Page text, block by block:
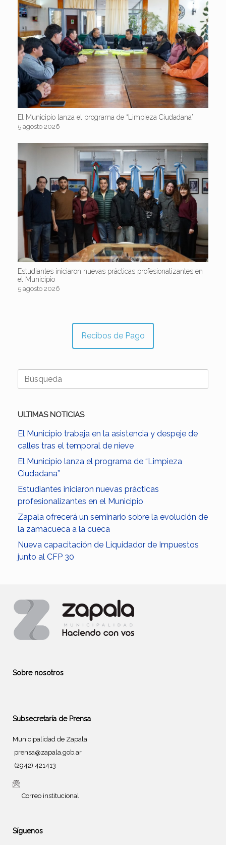
El Municipio lanza el programa de “Limpieza Ciudadana”
5 agosto 2026
Estudiantes iniciaron nuevas prácticas profesionalizantes en
el Municipio
5 agosto 2026
Recibos de Pago
Buscar:
ULTIMAS NOTICIAS
El Municipio trabaja en la asistencia y despeje de
calles tras el temporal de nieve
El Municipio lanza el programa de “Limpieza
Ciudadana”
Estudiantes iniciaron nuevas prácticas
profesionalizantes en el Municipio
Zapala ofrecerá un seminario sobre la evolución de
la zamacueca a la cueca
Nueva capacitación de Liquidador de Impuestos
junto al CFP 30
Sobre nosotros
Subsecretaría de Prensa
Municipalidad de Zapala
prensa@zapala.gob.ar
(2942) 421413
Correo institucional
Síguenos